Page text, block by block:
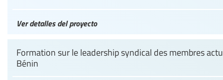
Ver detalles del proyecto
Formation sur le leadership syndical des membres
Bénin